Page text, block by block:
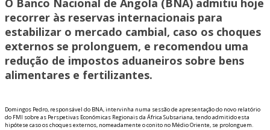
O Banco Nacional de Angola (BNA) admitiu hoje
recorrer às reservas internacionais para
estabilizar o mercado cambial, caso os choques
externos se prolonguem, e recomendou uma
redução de impostos aduaneiros sobre bens
alimentares e fertilizantes.
Domingos Pedro, responsável do BNA, intervinha numa sessão de apresentação do novo relatório
do FMI sobre as Perspetivas Económicas Regionais da África Subsariana, tendo admitido esta
hipótese caso os choques externos, nomeadamente o conflito no Médio Oriente, se prolonguem.